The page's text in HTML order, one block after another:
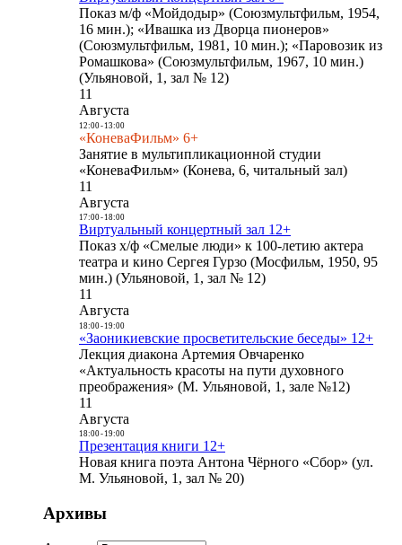
Показ м/ф «Мойдодыр» (Союзмультфильм, 1954,
16 мин.); «Ивашка из Дворца пионеров»
(Союзмультфильм, 1981, 10 мин.); «Паровозик из
Ромашкова» (Союзмультфильм, 1967, 10 мин.)
(Ульяновой, 1, зал № 12)
11
Августа
12:00- 13:00
«КоневаФильм» 6+
Занятие в мультипликационной студии
«КоневаФильм» (Конева, 6, читальный зал)
11
Августа
17:00- 18:00
Виртуальный концертный зал 12+
Показ х/ф «Смелые люди» к 100-летию актера
театра и кино Сергея Гурзо (Мосфильм, 1950, 95
мин.) (Ульяновой, 1, зал № 12)
11
Августа
18:00- 19:00
«Заоникиевские просветительские беседы» 12+
Лекция диакона Артемия Овчаренко
«Актуальность красоты на пути духовного
преображения» (М. Ульяновой, 1, зале №12)
11
Августа
18:00- 19:00
Презентация книги 12+
Новая книга поэта Антона Чёрного «Сбор» (ул.
М. Ульяновой, 1, зал № 20)
Архивы